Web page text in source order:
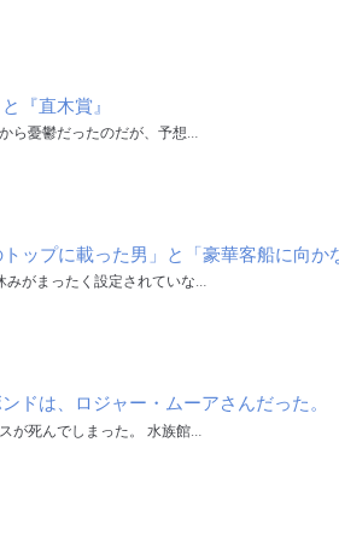
『直木賞』
ら憂鬱だったのだが、予想…
トップに載った男」と「豪華客船に向か
みがまったく設定されていな…
ドは、ロジャー・ムーアさんだった。
が死んでしまった。 水族館…